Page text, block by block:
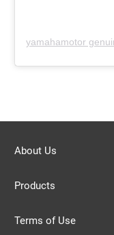
yamahamotor
About Us
Products
Terms of Use